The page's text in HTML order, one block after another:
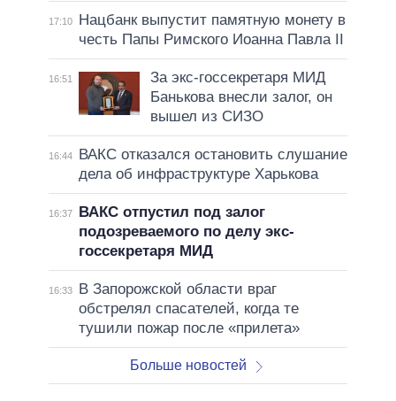
17:10
Нацбанк выпустит памятную монету в
честь Папы Римского Иоанна Павла II
16:51
За экс-госсекретаря МИД
Банькова внесли залог, он
вышел из СИЗО
16:44
ВАКС отказался остановить слушание
дела об инфраструктуре Харькова
16:37
ВАКС отпустил под залог
подозреваемого по делу экс-
госсекретаря МИД
16:33
В Запорожской области враг
обстрелял спасателей, когда те
тушили пожар после «прилета»
Больше новостей